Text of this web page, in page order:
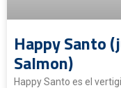
Happy Santo
Salmon)
Happy Santo es el